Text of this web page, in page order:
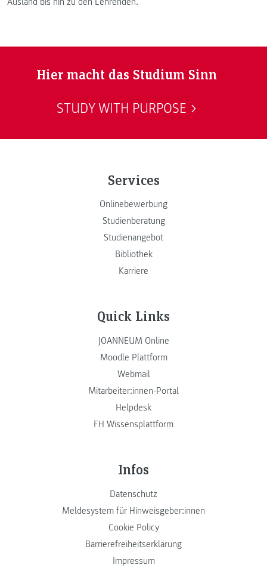
Hier macht das Studium Sinn
STUDY WITH PURPOSE
Services
Onlinebewerbung
Studienberatung
Studienangebot
Bibliothek
Karriere
Quick Links
JOANNEUM Online
Moodle Plattform
Webmail
Mitarbeiter:innen-Portal
Helpdesk
FH Wissensplattform
Infos
Datenschutz
Meldesystem für Hinweisgeber:innen
Cookie Policy
Barrierefreiheitserklärung
Impressum